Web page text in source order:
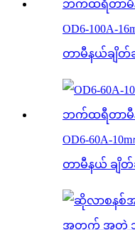
OD6-100A-
တာမီနယ်ချိ
OD6-60A-
တာမီနယ် ခ